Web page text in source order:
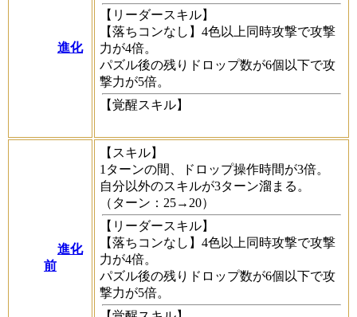
進化
【リーダースキル】
【落ちコンなし】4色以上同時攻撃で攻撃
力が4倍。
パズル後の残りドロップ数が6個以下で攻
撃力が5倍。
【覚醒スキル】
進化
前
【スキル】
1ターンの間、ドロップ操作時間が3倍。
自分以外のスキルが3ターン溜まる。
（ターン：25→20）
【リーダースキル】
【落ちコンなし】4色以上同時攻撃で攻撃
力が4倍。
パズル後の残りドロップ数が6個以下で攻
撃力が5倍。